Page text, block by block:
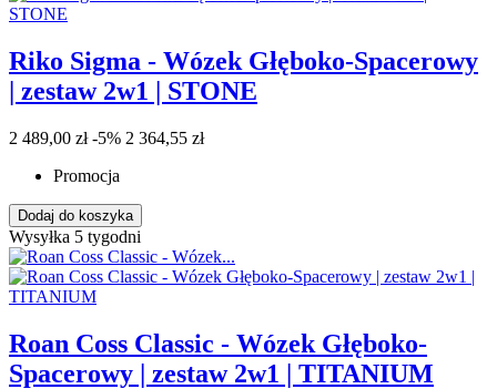
Riko Sigma - Wózek Głęboko-Spacerowy
| zestaw 2w1 | STONE
2 489,00 zł -5% 2 364,55 zł
Promocja
Dodaj do koszyka
Wysyłka 5 tygodni
Roan Coss Classic - Wózek Głęboko-
Spacerowy | zestaw 2w1 | TITANIUM